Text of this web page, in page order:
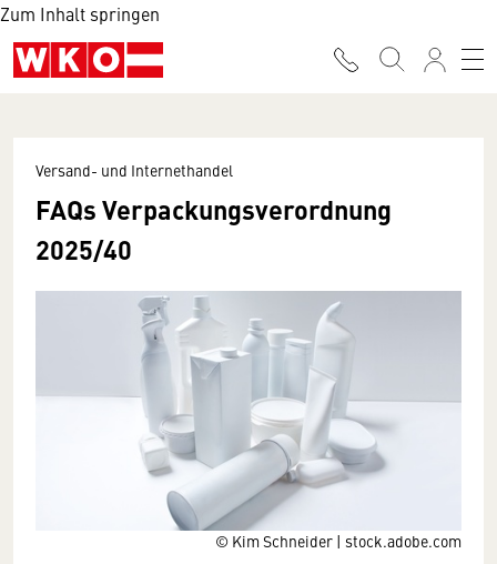
Zum Inhalt springen
© Kim Schneider | stock.adobe.com
Versand- und Internethandel
FAQs Verpackungsverordnung
2025/40